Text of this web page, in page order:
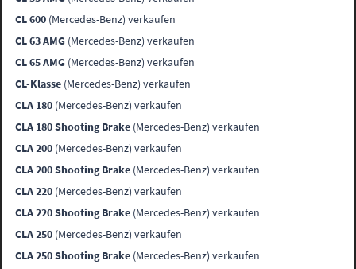
CL 600 (Mercedes-Benz) verkaufen
CL 63 AMG (Mercedes-Benz) verkaufen
CL 65 AMG (Mercedes-Benz) verkaufen
CL-Klasse (Mercedes-Benz) verkaufen
CLA 180 (Mercedes-Benz) verkaufen
CLA 180 Shooting Brake (Mercedes-Benz) verkaufen
CLA 200 (Mercedes-Benz) verkaufen
CLA 200 Shooting Brake (Mercedes-Benz) verkaufen
CLA 220 (Mercedes-Benz) verkaufen
CLA 220 Shooting Brake (Mercedes-Benz) verkaufen
CLA 250 (Mercedes-Benz) verkaufen
CLA 250 Shooting Brake (Mercedes-Benz) verkaufen